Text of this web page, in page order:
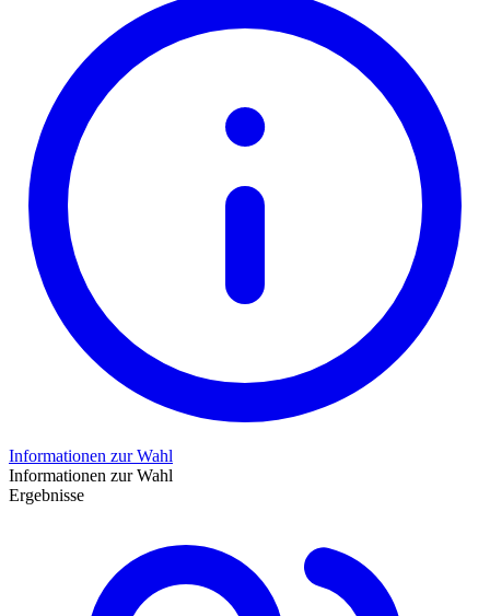
Informationen zur Wahl
Informationen zur Wahl
Ergebnisse